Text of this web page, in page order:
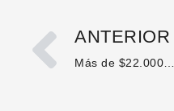
ANTERIOR